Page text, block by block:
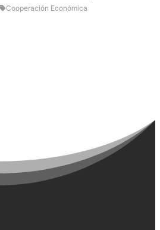
Cooperación Económica